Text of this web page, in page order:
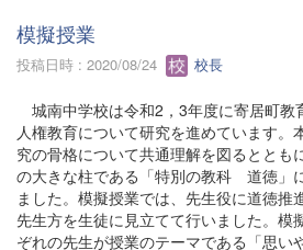
模擬授業
投稿日時 : 2020/08/24 校長
城南中学校は令和2，3年度に寄居町教
人権教育について研究を進めています。
究の骨格について共通理解を図るととも
の大きな柱である「特別の教科 道徳」
ました。模擬授業では、先生役に道徳推
先生方を生徒に見立てて行いました。模
ぞれの先生が授業のテーマである「思い